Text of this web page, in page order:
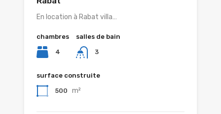
En location à Rabat villa…
chambres
4
salles de bain
3
surface construite
500 m²